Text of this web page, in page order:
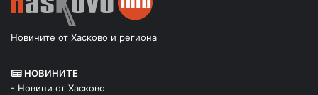
Новините от Хасково и региона
НОВИНИТЕ
- Новини от Хасково